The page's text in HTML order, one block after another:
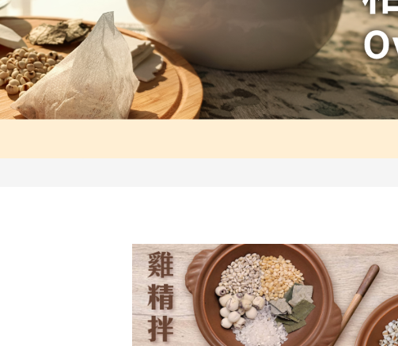
【家庭食養】漢方藥膳燉包系
【伴手送禮】烏骨滴雞精禮盒
【無禮盒自用】烏骨滴雞精家
【台灣坐月子】月子周邊商品
【海外購物Oversea】滴雞